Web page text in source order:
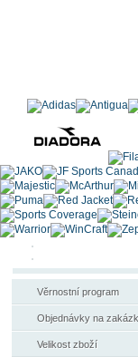
Věrnostní program
Objednávky na
Velikost zboží